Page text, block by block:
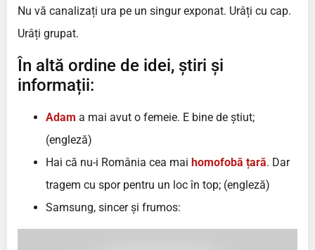
Nu vă canalizați ura pe un singur exponat. Urâți cu cap.
Urâți grupat.
În altă ordine de idei, știri și
informații:
Adam a mai avut o femeie. E bine de știut;
(engleză)
Hai că nu-i România cea mai homofobă țară. Dar
tragem cu spor pentru un loc în top; (engleză)
Samsung, sincer și frumos: